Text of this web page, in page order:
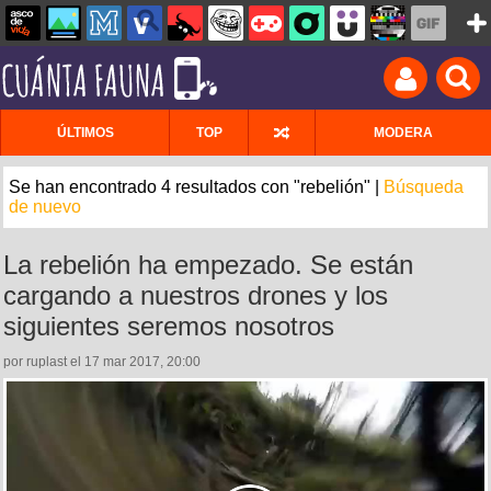
ÚLTIMOS TOP MODERA
Se han encontrado 4 resultados con "rebelión" |
Búsqueda
de nuevo
La rebelión ha empezado. Se están
cargando a nuestros drones y los
siguientes seremos nosotros
por ruplast el 17 mar 2017, 20:00